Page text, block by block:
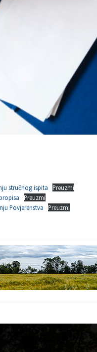
stručnog ispita
Preuzmi
Preuzmi
Povjerenstva
Preuzmi